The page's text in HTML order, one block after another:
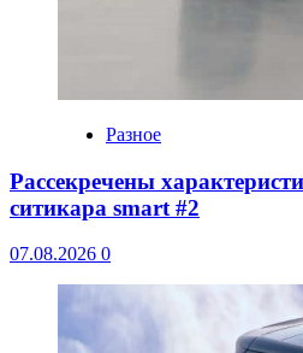
Разное
Рассекречены
ситикара smart #2
07.08.2026 0